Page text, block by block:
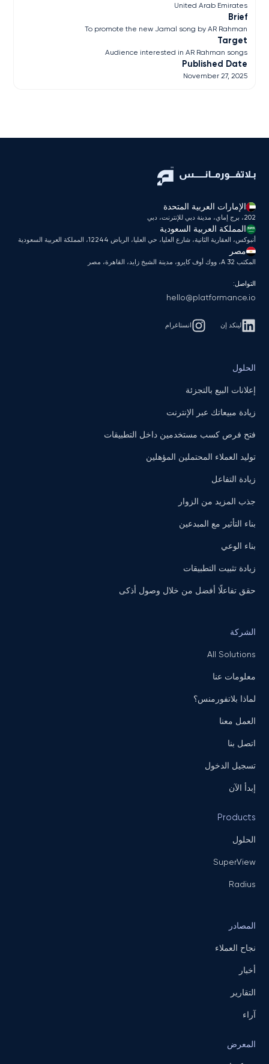
United Arab Emirates
Brief
To promote the new Jamal song by AR Rahman
Target
Audience interested in AR Rahman songs
Published Date
November 27, 2025
الإمارات العربية المتحدة
202، برج إماي، مدينة دبي للإنترنت، دبي
المملكة العربية السعودية
أنبوكس، العقارية الثانية، شارع العليا، حي العليا، الرياض 12244، المملكة العربية السعودية
مصر
المكتب A 32، ووك أوف كايرو، مدينة الشيخ زايد، القاهرة، مصر
التواصل:
hello@platformance.io
لينكد إن انستاغرام
الحلول
إعلانات البيع بالتجزئة
زيادة مبيعاتك عبر الإنترنت
فتح فرص كسب مستخدمين داخل التطبيقات
توليد العملاء المحتملين المؤهلين
زيادة التفاعل
جذب المزيد من الزوار
بناء التأثير مع المبدعين
بناء الوعي
زيادة تثبيت التطبيقات
حقق تفاعلًا أفضل من خلال وصول أذكى
الشركة
All Solutions
معلومات عنا
لماذا بلاتفورمنس؟
العمل معنا
اتصل بنا
تسجيل الدخول
إبدأ الآن
Products
الحلول
SuperView
Radius
المصادر
نجاح العملاء
أخبار
التقارير
آراء
المعرض